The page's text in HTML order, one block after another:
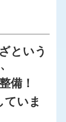
という
備！
ていま